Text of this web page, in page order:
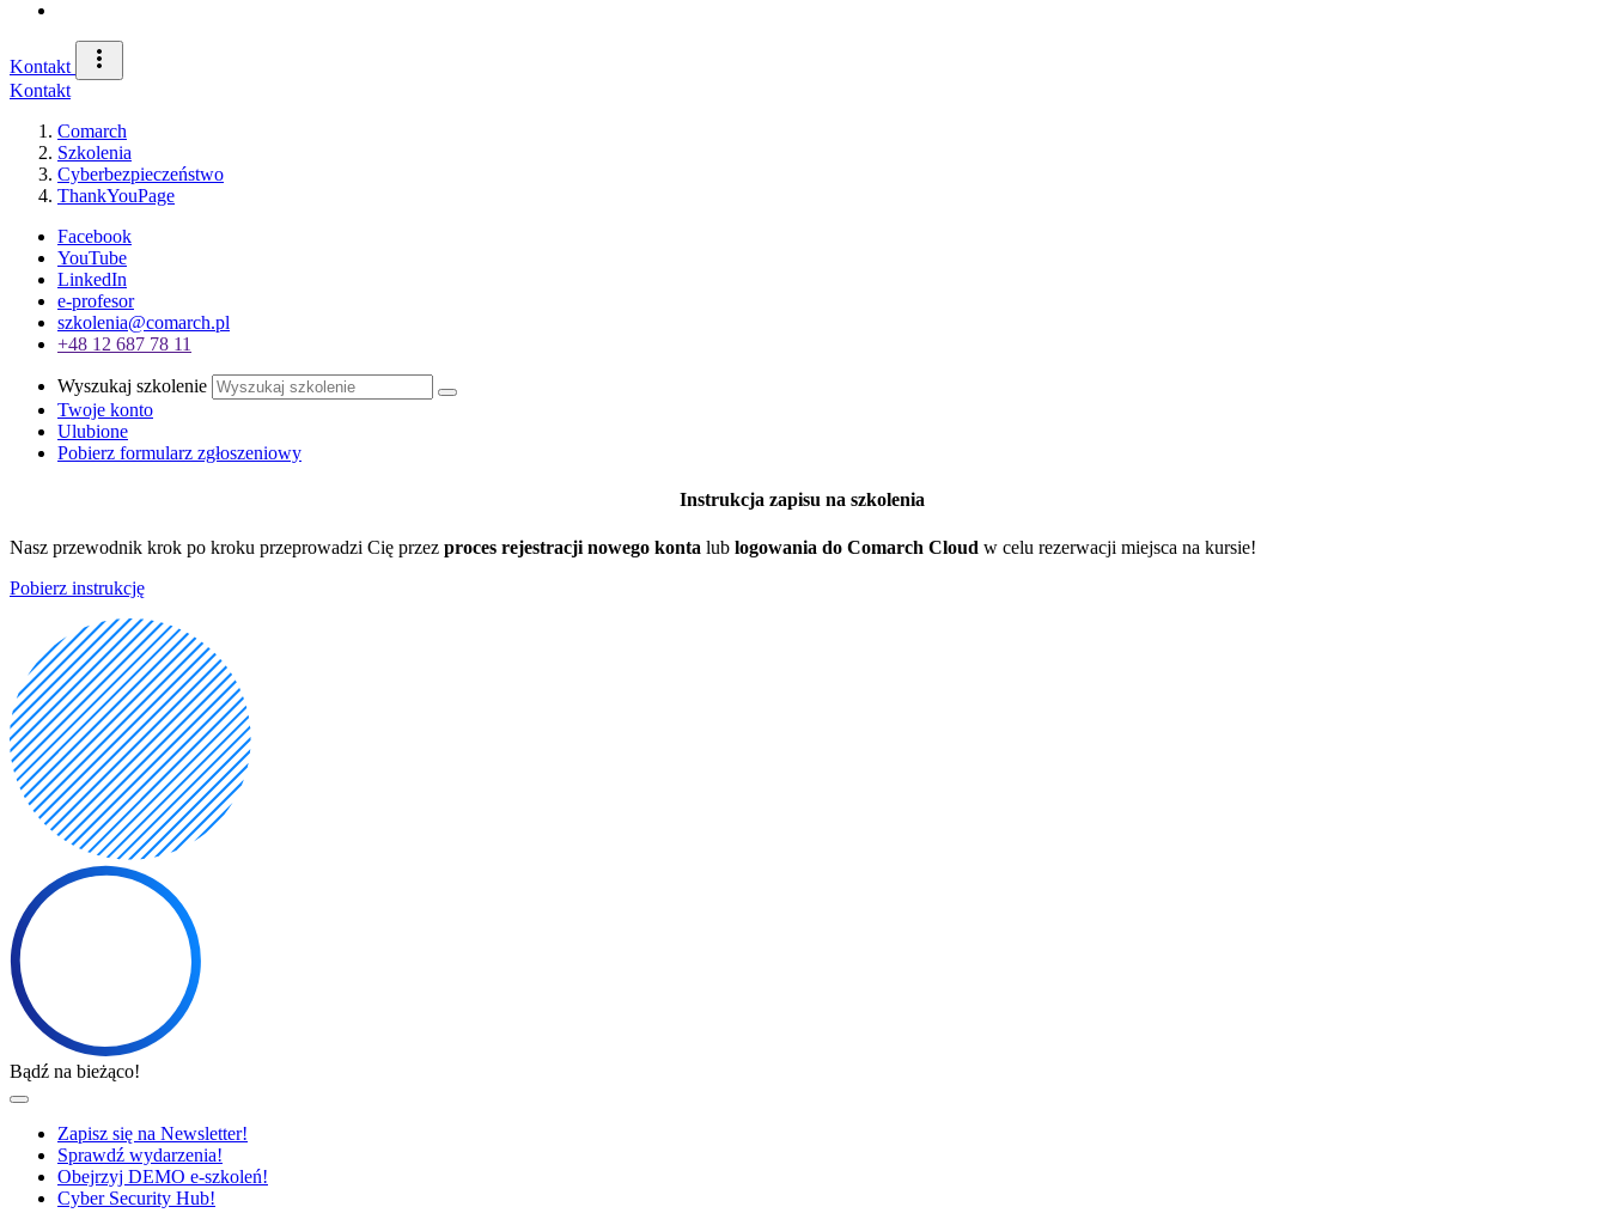
Kontakt
Kontakt
Comarch
Szkolenia
Cyberbezpieczeństwo
ThankYouPage
Facebook
YouTube
LinkedIn
e-profesor
szkolenia@comarch.pl
+48 12 687 78 11
Wyszukaj szkolenie
Twoje konto
Ulubione
Pobierz formularz zgłoszeniowy
Instrukcja zapisu na szkolenia
Nasz przewodnik krok po kroku przeprowadzi Cię przez proces rejestracji nowego konta lub logowania do Comarch Cloud w celu rezerwacji miejsca na kursie!
Pobierz instrukcję
Bądź na bieżąco!
Zapisz się na Newsletter!
Sprawdź wydarzenia!
Obejrzyj DEMO e-szkoleń!
Cyber Security Hub!